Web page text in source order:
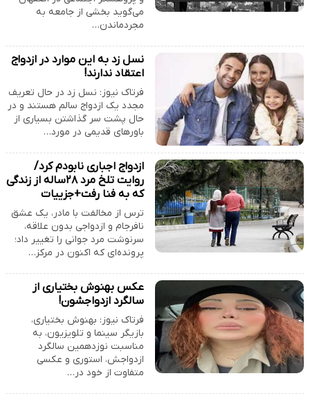
می‌گوید بخشی از جامعه به
مجردماندن…
نسل زد به این موارد در ازدواج
اعتقاد ندارند!
فرتاک نیوز: نسل زد در حال تعریف
مجدد یک ازدواج سالم هستند و در
حال پشت سر گذاشتن بسیاری از
باورهای قدیمی در مورد…
ازدواج اجباری نابودم کرد/
روایت تلخ مرد ۲۸ساله از زندگی
که به فنا رفت+جزییات
ترس از مخالفت با مادر، یک عشق
نافرجام و ازدواجی بدون علاقه،
سرنوشت مرد جوانی را تغییر داد؛
پرونده‌ای که اکنون در مرکز…
عکس بهنوش بختیاری از
سالگرد ازدواجشون!
فرتاک نیوز: بهنوش بختیاری،
بازیگر سینما و تلویزیون، به
مناسبت نوزدهمین سالگرد
ازدواجش، استوری و عکسی
متفاوت از خود در…